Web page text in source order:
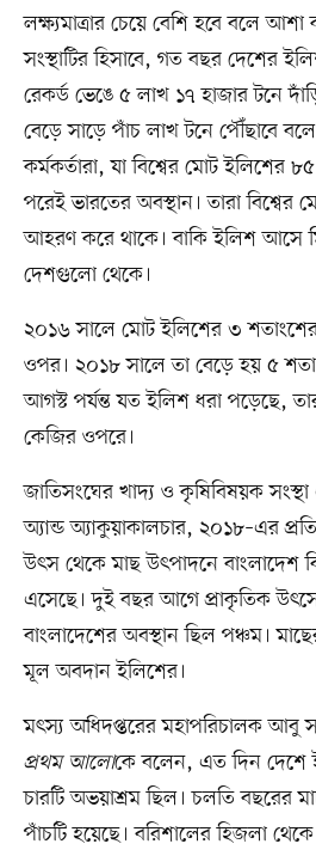
লক্ষ্যমাত্রার চেয়ে বেশি হবে বলে
সংস্থাটির হিসাবে, গত বছর দেশের
রেকর্ড ভেঙে ৫ লাখ ১৭ হাজার টনে
বেড়ে সাড়ে পাঁচ লাখ টনে পৌঁছাবে বলে
কর্মকর্তারা, যা বিশ্বের মোট ইলিশের
পরেই ভারতের অবস্থান। তারা
আহরণ করে থাকে। বাকি ইলিশ আসে
দেশগুলো থেকে।
২০১৬ সালে মোট ইলিশের ৩
ওপর। ২০১৮ সালে তা বেড়ে হয় ৫
আগস্ট পর্যন্ত যত ইলিশ ধরা পড়েছে,
কেজির ওপরে।
জাতিসংঘের খাদ্য ও কৃষিবিষয়ক
অ্যান্ড অ্যাকুয়াকালচার, ২০১৮–এর
উৎস থেকে মাছ উৎপাদনে বাংলাদেশ
এসেছে। দুই বছর আগে প্রাকৃতিক
বাংলাদেশের অবস্থান ছিল পঞ্চম।
মূল অবদান ইলিশের।
মৎস্য অধিদপ্তরের মহাপরিচালক আবু
প্রথম আলোকে বলেন, এত দিন দেশে
চারটি অভয়াশ্রম ছিল। চলতি বছরের
পাঁচটি হয়েছে। বরিশালের হিজলা থেকে